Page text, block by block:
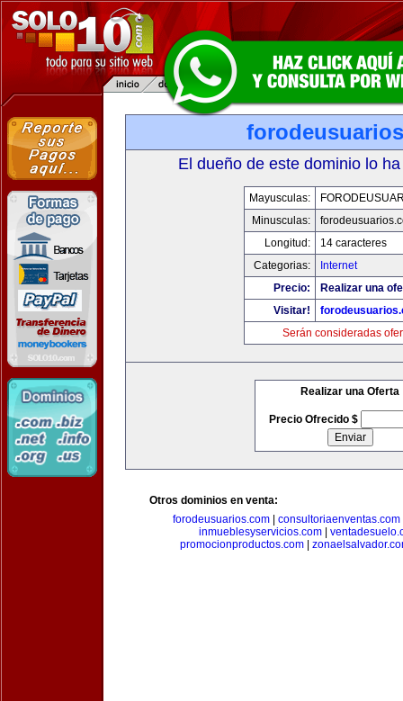
El dueño de este dominio lo
Mayusculas:
Minusculas:
Longitud:
14 caracteres
Categorias:
Internet
Precio:
Realizar una
Visitar!
Serán consideradas
Realizar una Oferta
Precio Ofrecido $
Otros dominios en venta:
forodeusuarios.com| consultoriaenventas.com
inmueblesyservicios.com|
promocionproductos.com|